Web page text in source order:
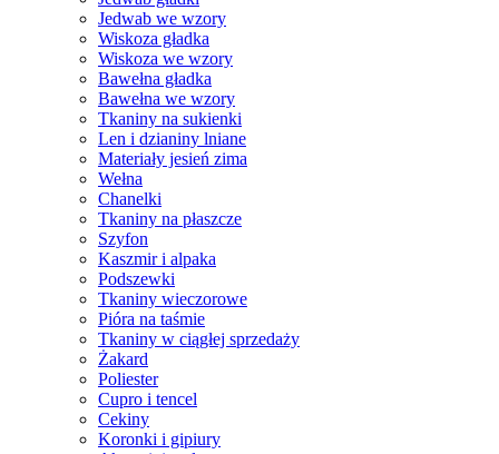
Jedwab we wzory
Wiskoza gładka
Wiskoza we wzory
Bawełna gładka
Bawełna we wzory
Tkaniny na sukienki
Len i dzianiny lniane
Materiały jesień zima
Wełna
Chanelki
Tkaniny na płaszcze
Szyfon
Kaszmir i alpaka
Podszewki
Tkaniny wieczorowe
Pióra na taśmie
Tkaniny w ciągłej sprzedaży
Żakard
Poliester
Cupro i tencel
Cekiny
Koronki i gipiury